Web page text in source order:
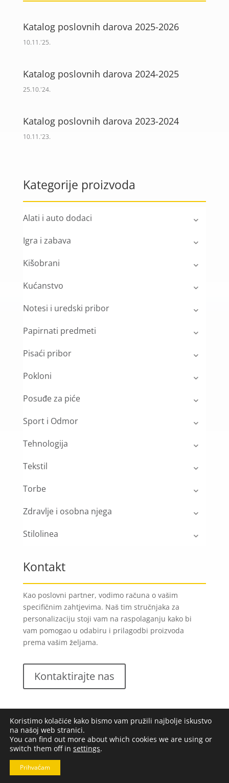
Katalog poslovnih darova 2025-2026
10.11.'25.
Katalog poslovnih darova 2024-2025
25.10.'24.
Katalog poslovnih darova 2023-2024
10.11.'23.
Kategorije proizvoda
Alati i auto dodaci
Igra i zabava
Kišobrani
Kućanstvo
Notesi i uredski pribor
Papirnati predmeti
Pisaći pribor
Pokloni
Posuđe za piće
Sport i Odmor
Tehnologija
Tekstil
Torbe
Zdravlje i osobna njega
Stilolinea
Kontakt
Kao poslovni partner, vodimo računa o vašim
specifičnim zahtjevima. Naš tim stručnjaka za
personalizaciju stoji vam na raspolaganju kako bi
vam pomogao u odabiru i prilagodbi proizvoda
prema vašim željama.
Kontaktirajte nas
Lungomare d.o.o.2023. Sva prava pridržana |
uvjeti poslovanja
Koristimo kolačiće kako bismo vam pružili najbolje iskustvo
na našoj web stranici.
You can find out more about which cookies we are using or
switch them off in settings.
Prihvaćam